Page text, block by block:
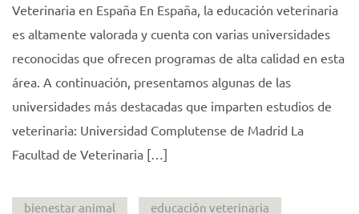
Veterinaria en España En España, la educación veterinaria
es altamente valorada y cuenta con varias universidades
reconocidas que ofrecen programas de alta calidad en esta
área. A continuación, presentamos algunas de las
universidades más destacadas que imparten estudios de
veterinaria: Universidad Complutense de Madrid La
Facultad de Veterinaria […]
bienestar animal
educación veterinaria